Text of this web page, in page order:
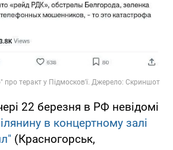
22 березня в РФ невідомі
в концертному залі
(Красногорськ,